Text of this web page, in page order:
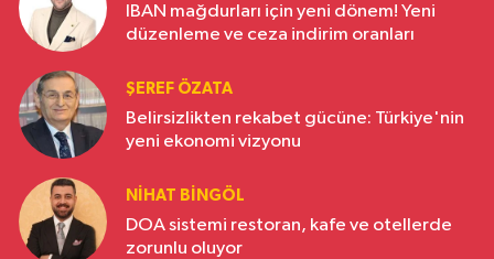
IBAN mağdurları için yeni dönem! Yeni
düzenleme ve ceza indirim oranları
ŞEREF ÖZATA
Belirsizlikten rekabet gücüne: Türkiye'nin
yeni ekonomi vizyonu
NIHAT BINGÖL
DOA sistemi restoran, kafe ve otellerde
zorunlu oluyor